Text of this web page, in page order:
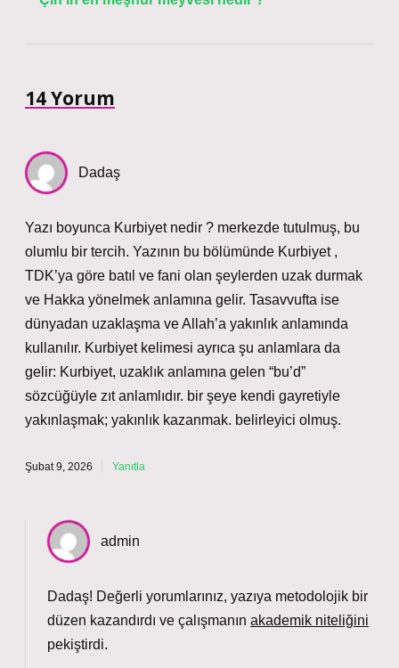
14 Yorum
Dadaş
Yazı boyunca Kurbiyet nedir ? merkezde tutulmuş, bu
olumlu bir tercih. Yazının bu bölümünde Kurbiyet ,
TDK’ya göre batıl ve fani olan şeylerden uzak durmak
ve Hakka yönelmek anlamına gelir. Tasavvufta ise
dünyadan uzaklaşma ve Allah’a yakınlık anlamında
kullanılır. Kurbiyet kelimesi ayrıca şu anlamlara da
gelir: Kurbiyet, uzaklık anlamına gelen “bu’d”
sözcüğüyle zıt anlamlıdır. bir şeye kendi gayretiyle
yakınlaşmak; yakınlık kazanmak. belirleyici olmuş.
Şubat 9, 2026 Yanıtla
admin
Dadaş! Değerli yorumlarınız, yazıya metodolojik bir
düzen kazandırdı ve çalışmanın akademik niteliğini
pekiştirdi.